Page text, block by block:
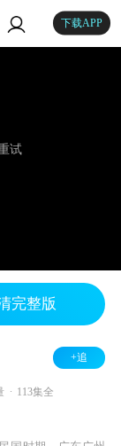
下载APP
试
完整版
+追
113集全